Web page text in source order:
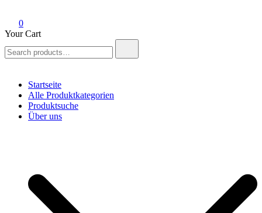
0
Your Cart
for:
Startseite
Alle Produktkategorien
Produktsuche
Über uns